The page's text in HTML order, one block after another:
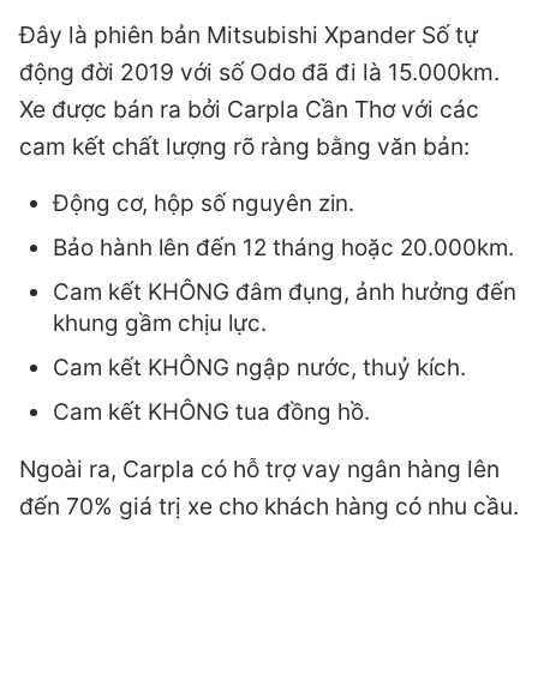
Đây là phiên bản Mitsubishi Xpander Số tự
động đời 2019 với số Odo đã đi là 15.000km.
Xe được bán ra bởi Carpla Cần Thơ với các
cam kết chất lượng rõ ràng bằng văn bản:
Động cơ, hộp số nguyên zin.
Bảo hành lên đến 12 tháng hoặc 20.000km.
Cam kết KHÔNG đâm đụng, ảnh hưởng đến
khung gầm chịu lực.
Cam kết KHÔNG ngập nước, thuỷ kích.
Cam kết KHÔNG tua đồng hồ.
Ngoài ra, Carpla có hỗ trợ vay ngân hàng lên
đến 70% giá trị xe cho khách hàng có nhu cầu.